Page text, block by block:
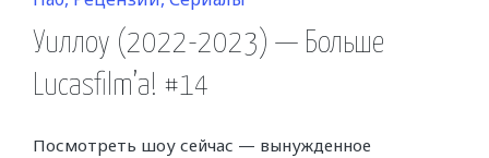
in
Уиллоу (2022-2023) — Больше
Lucasfilm’a! #14
Посмотреть шоу сейчас — вынужденное